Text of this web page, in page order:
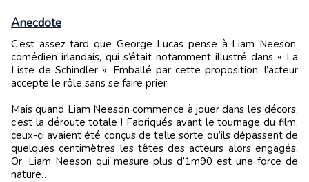
Anecdote
C’est assez tard que George Lucas pense à Liam Neeson,
comédien irlandais, qui s’était notamment illustré dans « La
Liste de Schindler ». Emballé par cette proposition, l’acteur
accepte le rôle sans se faire prier.
Mais quand Liam Neeson commence à jouer dans les décors,
c’est la déroute totale ! Fabriqués avant le tournage du film,
ceux-ci avaient été conçus de telle sorte qu’ils dépassent de
quelques centimètres les têtes des acteurs alors engagés.
Or, Liam Neeson qui mesure plus d’1m90 est une force de
nature…